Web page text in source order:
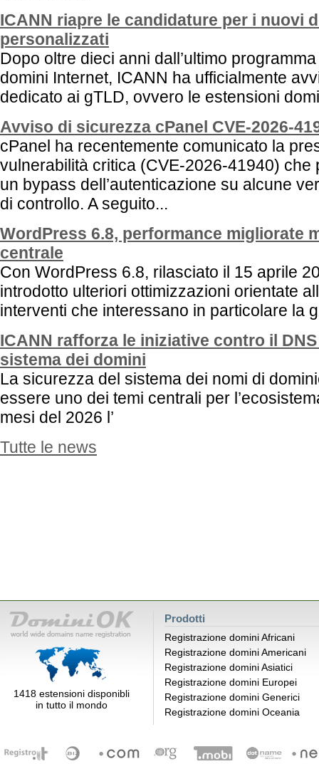
ICANN riapre le candidature per i nuovi
personalizzati
Dopo oltre dieci anni dall’ultimo
domini Internet, ICANN ha ufficialmente
dedicato ai gTLD, ovvero le estensioni
Avviso di sicurezza cPanel CVE-2026-
cPanel ha recentemente comunicato la
vulnerabilità critica (CVE-2026-41940) che
un bypass dell’autenticazione su alcune
di controllo. A seguito...
WordPress 6.8, performance migliorate
centrale
Con WordPress 6.8, rilasciato il 15 aprile
introdotto ulteriori ottimizzazioni orientate
interventi che interessano in particolare la
ICANN rafforza le iniziative contro il
sistema dei domini
La sicurezza del sistema dei nomi di
essere uno dei temi centrali per
mesi del 2026 l’
Tutte le news
1418 estensioni disponibli
in tutto il mondo
Prodotti
Registrazione domini Africani
Registrazione domini Americani
Registrazione domini Asiatici
Registrazione domini Europei
Registrazione domini Generici
Registrazione domini Oceania